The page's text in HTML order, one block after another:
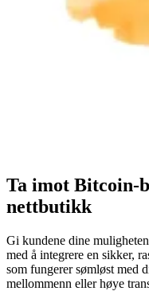
Ta imot Bitcoin-
nettbutikk
Gi kundene dine
med å integrere en sikker,
som fungerer sømløst med
mellommenn eller høye